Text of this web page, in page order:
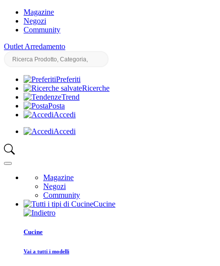
Magazine
Negozi
Community
Outlet Arredamento
Preferiti
Ricerche
Trend
Posta
Accedi
Accedi
Magazine
Negozi
Community
Cucine
Cucine
Vai a tutti i modelli